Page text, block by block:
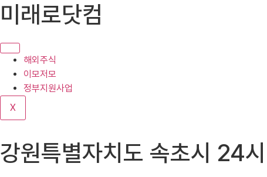
텐
로
기
미래로닷컴
해외주식
이모저모
정부지원사업
X
강원특별자치도 속초시 24